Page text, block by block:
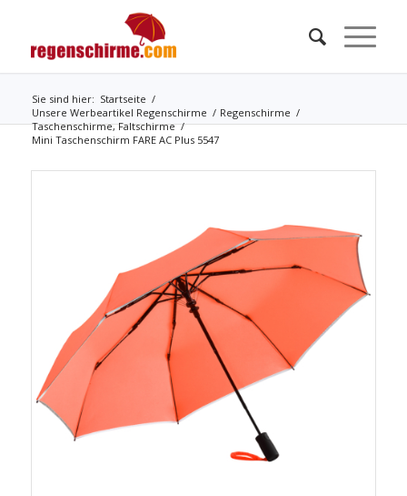
Sie sind hier: Startseite /
Unsere Werbeartikel Regenschirme / Regenschirme /
Taschenschirme, Faltschirme /
Mini Taschenschirm FARE AC Plus 5547